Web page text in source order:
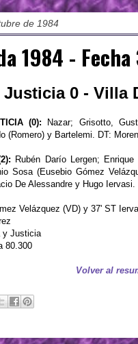
de 1984
1984 - Fecha
Justicia 0 - Villa
(0): Nazar; Grisotto,
(Romero) y Bartelemi. DT:
Rubén Darío Lergen;
Sosa (Eusebio Gómez
De Alessandre y Hugo
Velázquez (VD) y 37' ST
y Justicia
80.300
Volver al